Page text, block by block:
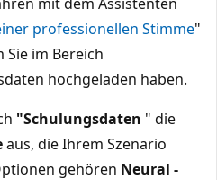
professionellen Stimme"
im Bereich
hochgeladen haben.
"Schulungsdaten " die
aus, die Ihrem Szenario
gehören Neural -